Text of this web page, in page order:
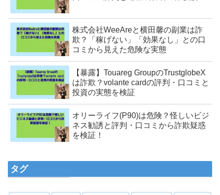
株式会社WeeAreと横田馨の副業は詐
欺？「稼げない」「効果なし」との口
コミから見えた危険な実態
【暴露】Touareg GroupのTrustglobeX
は詐欺？volante cardの評判・口コミと
投資の実態を検証
オリーライフ(P90)は危険？怪しいビジ
ネス勧誘と評判・口コミから詐欺疑惑
を検証！
タグ